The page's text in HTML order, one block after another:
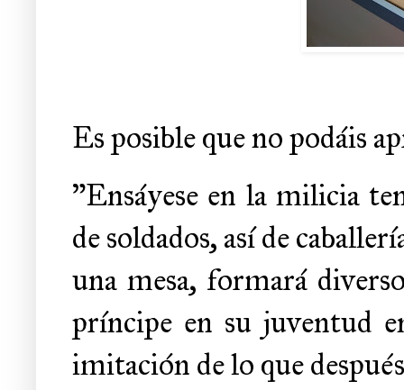
Es posible que no podáis
"Ensáyese en la milicia
de soldados, así de
una mesa, formará
príncipe en su juventud
imitación de lo que